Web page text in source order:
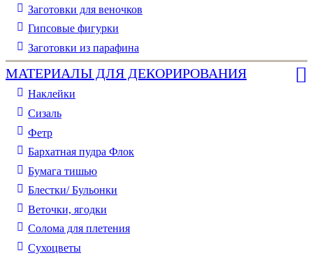
Заготовки для веночков
Гипсовые фигурки
Заготовки из парафина
МАТЕРИАЛЫ ДЛЯ ДЕКОРИРОВАНИЯ
Наклейки
Сизаль
Фетр
Бархатная пудра Флок
Бумага тишью
Блестки/ Бульонки
Веточки, ягодки
Солома для плетения
Cухоцветы